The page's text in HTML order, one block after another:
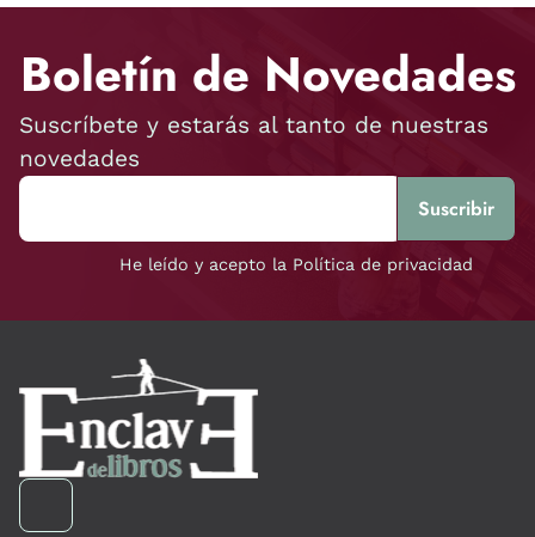
Boletín de Novedades
Suscríbete y estarás al tanto de nuestras
novedades
He leído y acepto la Política de privacidad